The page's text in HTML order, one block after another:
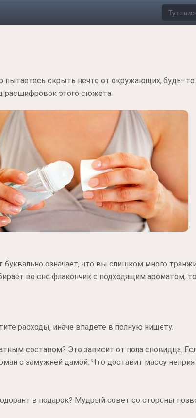
пытаетесь скрыть нечто от окружающих, будь–то
расшифровок этого сюжета.
буквально означает, что вы слишком много
во сне флакончик с подходящим ароматом,
расходы, иначе впадете в полную нищету.
составом? Это зависит от пола сновидца.
с замужней дамой. Что доставит массу
в подарок? Мудрый совет со стороны